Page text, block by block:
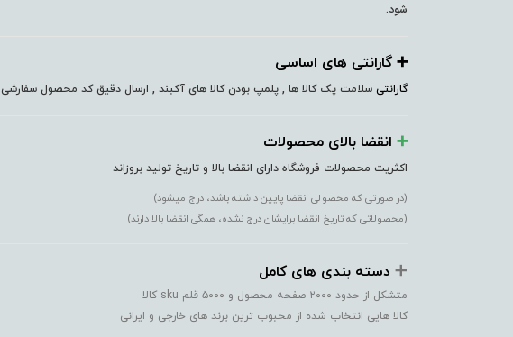
شود.
➕️ گارانتی های اساسی
گارانتی سلامت پک کالا ها , پلمپ بودن کالا های آکبند , ارسال دقیق کد محصول سفارشی
➕️ انقضا بالای محصولات
اکثریت محصولات فروشگاه دارای انقضا بالا و تاریخ تولید بروزاند
(در صورتی که محصولی انقضا پایین داشته باشد، درج میشود)
(محصولاتی که تاریخ انقضا برایشان درج نشده، همگی انقضا بالا دارند)
➕️ دسته بندی های کامل
متشکل از حدود ۲۰۰۰ صفحه محصول و ۵۰۰۰ قلم sku کالا
کالا هایی انتخاب شده از محبوب ترین برند های خارجی و ایرانی